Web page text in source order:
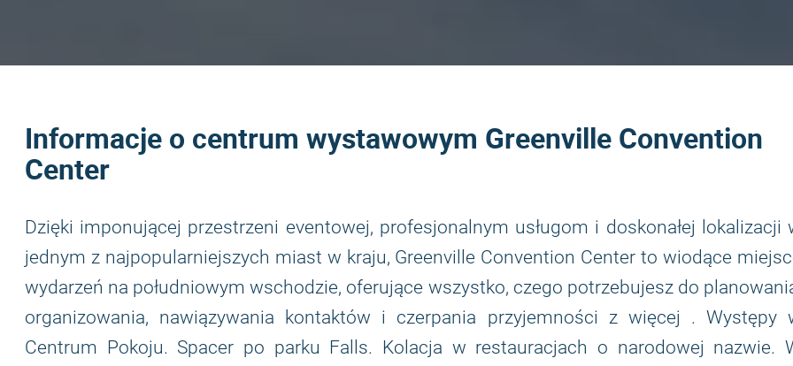
Informacje o centrum wystawowym Greenville Convention
Center
Dzięki imponującej przestrzeni eventowej, profesjonalnym usługom i doskonałej lokalizacji
jednym z najpopularniejszych miast w kraju, Greenville Convention Center to wiodące
wydarzeń na południowym wschodzie, oferujące wszystko, czego potrzebujesz do
organizowania, nawiązywania kontaktów i czerpania przyjemności z więcej . Występy
Centrum Pokoju. Spacer po parku Falls. Kolacja w restauracjach o narodowej nazwie.